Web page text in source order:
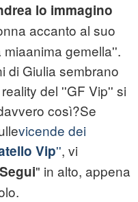
lo immagino
accanto al suo
gemella''.
di Giulia sembrano
del ''GF Vip'' si
così?Se
vicende dei
Vip'', vi
Segui" in alto, appena